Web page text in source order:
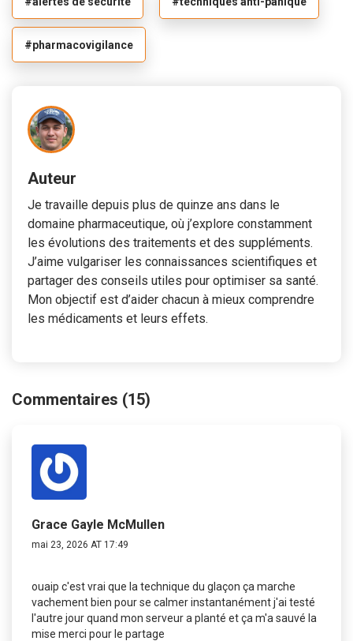
#pharmacovigilance
Auteur
Je travaille depuis plus de quinze ans dans le
domaine pharmaceutique, où j’explore constamment
les évolutions des traitements et des suppléments.
J’aime vulgariser les connaissances scientifiques et
partager des conseils utiles pour optimiser sa santé.
Mon objectif est d’aider chacun à mieux comprendre
les médicaments et leurs effets.
Commentaires (15)
Grace Gayle McMullen
mai 23, 2026 AT 17:49
ouaip c'est vrai que la technique du glaçon ça marche
vachement bien pour se calmer instantanément j'ai testé
l'autre jour quand mon serveur a planté et ça m'a sauvé la
mise merci pour le partage